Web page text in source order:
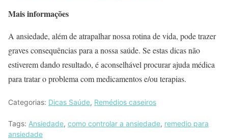
Mais informações
A ansiedade, além de atrapalhar nossa rotina de vida, pode trazer
graves consequências para a nossa saúde. Se estas dicas não
estiverem dando resultado, é aconselhável procurar ajuda médica
para tratar o problema com medicamentos e/ou terapias.
Categorias: Dicas Saúde, Remédios caseiros
Tags: Ansiedade, como controlar a ansiedade, remedio para
ansiedade